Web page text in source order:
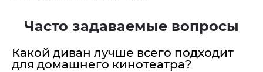
Часто задаваемые вопросы
Какой диван лучше всего подходит
для домашнего кинотеатра?